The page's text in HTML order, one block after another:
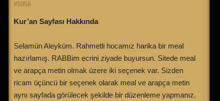
#5956
Kur’an Sayfası Hakkında
Selamün Aleyküm. Rahmetli hocamız harika bir meal
hazırlamış. RABBim ecrini ziyade buyursun. Sitede meal
ve arapça metin olmak üzere iki seçenek var. Sizden
ricam üçüncü bir seçenek olarak meal ve arapça metin
aynı sayfada görülecek şekilde bir düzenleme yapmanız.